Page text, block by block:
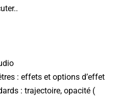
: effets et options d’effet
: trajectoire, opacité (